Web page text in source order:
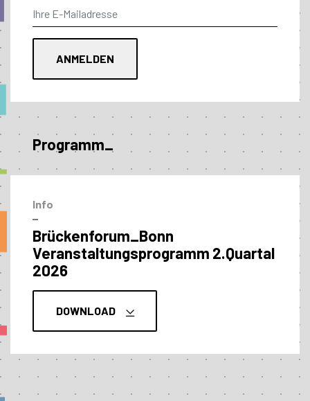
Programm_
Info
–
Brückenforum_Bonn
Veranstaltungs­programm 2.Quartal
2026
DOWNLOAD